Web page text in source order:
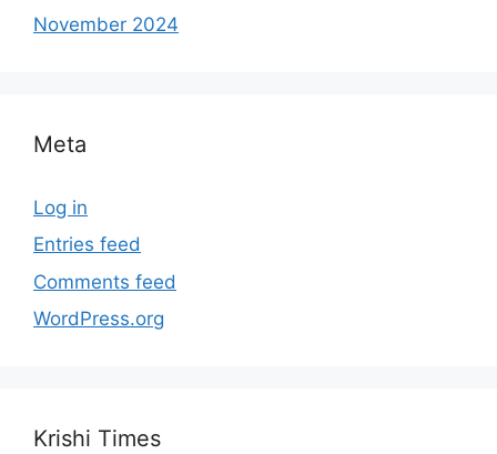
November 2024
Meta
Log in
Entries feed
Comments feed
WordPress.org
Krishi Times